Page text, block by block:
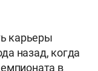
карьеры
назад, когда
в